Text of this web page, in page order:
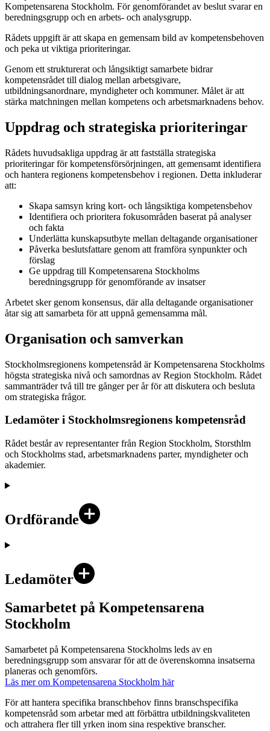
Kompetensarena Stockholm. För genomförandet av beslut svarar en
beredningsgrupp och en arbets- och analysgrupp.
Rådets uppgift är att skapa en gemensam bild av kompetens­behoven
och peka ut viktiga prioriteringar.
Genom ett strukturerat och långsiktigt samarbete bidrar
kompetensrådet till dialog mellan arbetsgivare,
utbildningsanordnare, myndigheter och kommuner. Målet är att
stärka matchningen mellan kompetens och arbetsmarknadens behov.
Uppdrag och strategiska prioriteringar
Rådets huvudsakliga uppdrag är att fastställa strategiska
prioriteringar för kompetens­försörjningen, att gemensamt identifiera
och hantera regionens kompetens­­behov i regionen. Detta inkluderar
att:
Skapa samsyn kring kort- och långsiktiga kompetensbehov
Identifiera och prioritera fokusområden baserat på analyser
och fakta
Underlätta kunskapsutbyte mellan deltagande organisationer
Påverka beslutsfattare genom att framföra synpunkter och
förslag
Ge uppdrag till Kompetensarena Stockholms
beredningsgrupp för genomförande av insatser
Arbetet sker genom konsensus, där alla deltagande organisationer
åtar sig att samarbeta för att uppnå gemensamma mål.
Organisation och samverkan
Stockholmsregionens kompetensråd är Kompetensarena Stockholms
högsta strategiska nivå och samordnas av Region Stockholm. Rådet
sammanträder två till tre gånger per år för att diskutera och besluta
om strategiska frågor.
Ledamöter i Stockholmsregionens kompetensråd
Rådet består av representanter från Region Stockholm, Storsthlm
och Stockholms stad, arbetsmarknadens parter, myndigheter och
akademier.
Ordförande
Ledamöter
Samarbetet på Kompetensarena
Stockholm
Samarbetet på Kompetensarena Stockholms leds av en
beredningsgrupp som ansvarar för att de överenskomna insatserna
planeras och genomförs.
Läs mer om Kompetensarena Stockholm här
För att hantera specifika branschbehov finns branschspecifika
kompetensråd som arbetar med att förbättra utbildningskvaliteten
och attrahera fler till yrken inom sina respektive branscher.